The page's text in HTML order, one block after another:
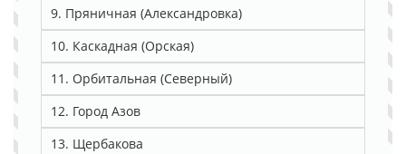
9. Пряничная (Александровка)
10. Каскадная (Орская)
11. Орбитальная (Северный)
12. Город Азов
13. Щербакова